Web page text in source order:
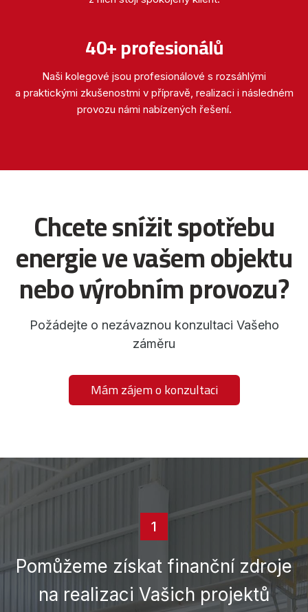
40+ profesionálů
Naši kolegové jsou profesionálové s rozsáhlými
a praktickými zkušenostmi v přípravě, realizaci i následném
provozu námi nabízených řešení.
Chcete snížit spotřebu
energie ve vašem objektu
nebo výrobním provozu?
Požádejte o nezávaznou konzultaci Vašeho
záměru
Mám zájem o konzultaci
1
Pomůžeme získat finanční zdroje
na realizaci Vašich projektů